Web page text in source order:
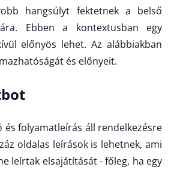
hangsúlyt fektetnek a belső
Ebben a kontextusban egy
előnyös lehet. Az alábbiakban
és előnyeit.
folyamatleírás áll rendelkezésre
oldalas leírások is lehetnek, ami
leírtak elsajátítását - főleg, ha egy